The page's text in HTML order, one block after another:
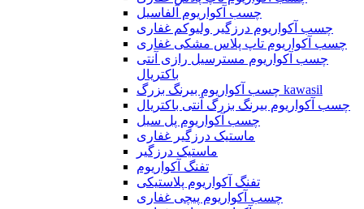
چسب آکواریوم آلفاسیل
چسب آکواریوم درزگیر ولیوکم غفاری
چسب آکواریوم تاپ پلاس مشکی غفاری
چسب آکواریوم مسترسیل رازی آنتی
باکتریال
چسب آکواریوم بیرنگ بزرگ kawasil
چسب آکواریوم بیرنگ بزرگ آنتی باکتریال
چسب آکواریوم پل سیل
ماستیک درزگیر غفاری
ماستیک درزگیر
تفنگ آکواریوم
تفنگ آکواریوم پلاستیکی
چسب آکواریوم پیچی غفاری